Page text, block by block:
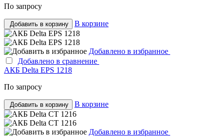
По запросу
Добавить в корзину В корзине
Добавлено в избранное
Добавлено в сравнение
АКБ Delta EPS 1218
По запросу
Добавить в корзину В корзине
Добавлено в избранное